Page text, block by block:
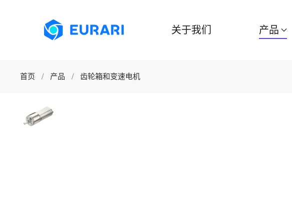
跳至主要内容 关于我们 产品
首页 产品 齿轮箱和变速电机